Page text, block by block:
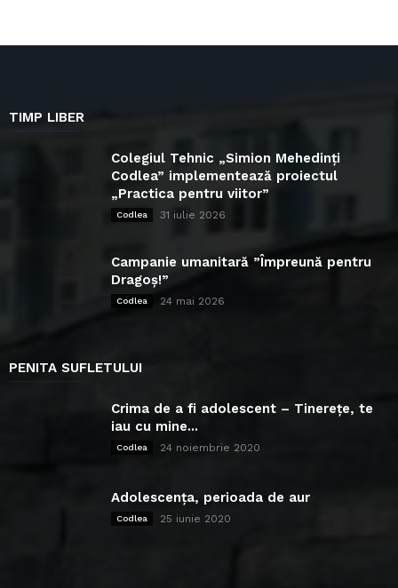
TIMP LIBER
Colegiul Tehnic „Simion Mehedinți
Codlea” implementează proiectul
„Practica pentru viitor”
Codlea 31 iulie 2026
Campanie umanitară ”Împreună pentru
Dragoș!”
Codlea 24 mai 2026
PENITA SUFLETULUI
Crima de a fi adolescent – Tinerețe, te
iau cu mine...
Codlea 24 noiembrie 2020
Adolescența, perioada de aur
Codlea 25 iunie 2020